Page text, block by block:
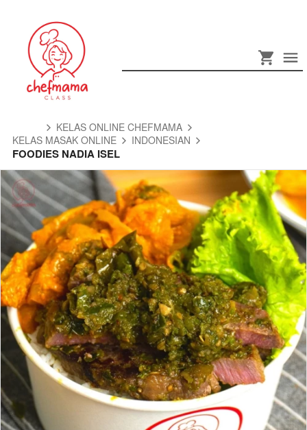
KELAS ONLINE CHEFMAMA
KELAS MASAK ONLINE
INDONESIAN
FOODIES NADIA ISEL